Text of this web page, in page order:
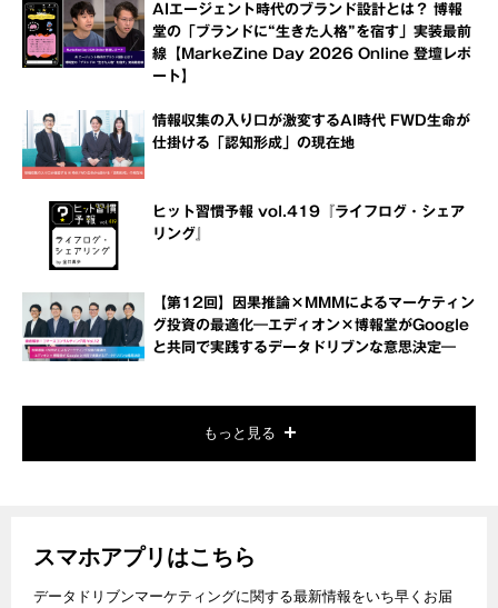
AIエージェント時代のブランド設計とは？ 博報
堂の「ブランドに“生きた人格”を宿す」実装最前
線【MarkeZine Day 2026 Online 登壇レポ
ート】
情報収集の入り口が激変するAI時代 FWD生命が
仕掛ける「認知形成」の現在地
ヒット習慣予報 vol.419『ライフログ・シェア
リング』
【第12回】因果推論×MMMによるマーケティン
グ投資の最適化―エディオン×博報堂がGoogle
と共同で実践するデータドリブンな意思決定―
もっと見る
スマホアプリはこちら
データドリブンマーケティングに関する最新情報をいち早くお届